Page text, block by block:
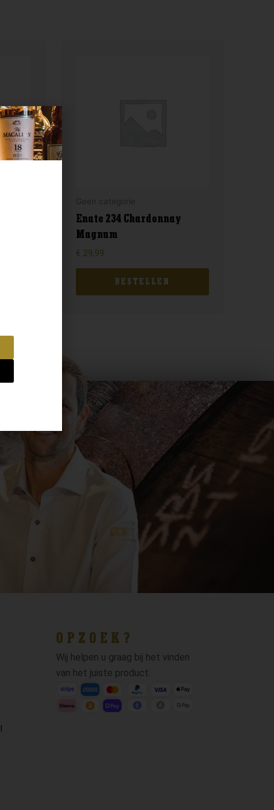
Enate 234 Chardonnay
Magnum
€ 29,99
BESTELLEN
OPZOEK?
Wij helpen u graag bij het vinden
van het juiste product.